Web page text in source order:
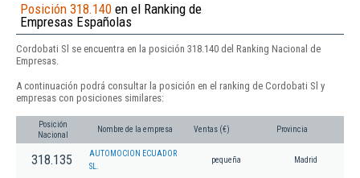
Posición 318.140 en el Ranking de
Empresas Españolas
Cordobati Sl se encuentra en la posición 318.140 del Ranking Nacional de
Empresas.
A continuación podrá consultar la posición en el ranking de Cordobati Sl y
empresas con posiciones similares:
Posición
Nacional
Nombre de la empresa Ventas (€) Provincia
318.135
AUTOMOCION ECUADOR
SL.
pequeña Madrid